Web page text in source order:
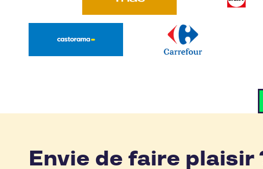
Envie de faire plaisir